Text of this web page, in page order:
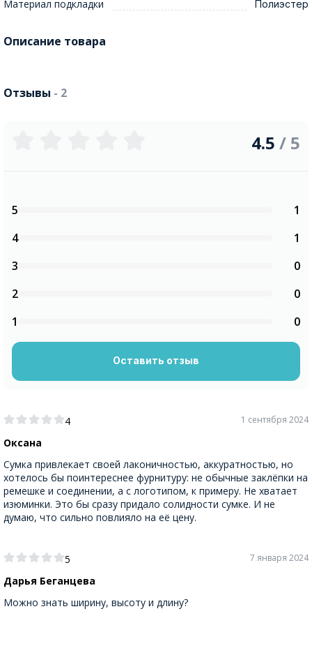
Материал подкладки Полиэстер
Описание товара
Отзывы - 2
4
Оксана
1 сентября 2024
Сумка привлекает своей лаконичностью, аккуратностью, но
хотелось бы поинтереснее фурнитуру: не обычные заклёпки на
ремешке и соединении, а с логотипом, к примеру. Не хватает
изюминки. Это бы сразу придало солидности сумке. И не
думаю, что сильно повлияло на её цену.
5
Дарья Беганцева
7 января 2024
Можно знать ширину, высоту и длину?
4.5 / 5
5
1
4
1
3
0
2
0
1
0
Оставить отзыв